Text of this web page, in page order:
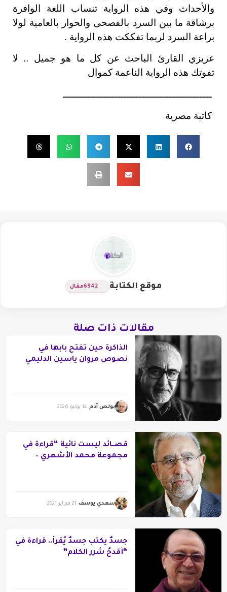
والأحداث وفي هذه الرواية تنساب اللغة الوافرة
برشاقة ما بين السرد بالفصحى والحوار بالعامية لولا
براعة السرد لربما تفككت هذه الرواية .
عزيزي القارئ الباحث عن كل ما هو جميل .. لا
تفوتك هذه الرواية الناعمة كموال
ـــــــــــــــــــــــــــــــــــــــــــــــــ
كاتبة مصرية
موقع الكتابة 6942مقال
مقالات ذات صلة
الذاكرة حين تفتح بابها في
نصوص مروان ياسين الدليمي
بولص آدم 14 يوليو 2026
قصــائد ليست نائية “قراءة في
مجموعة محمد الأشعري –
سعدي يوسف 21 فبراير 2021
جسدٌ يكتب جسدٌ يُقرأ.. قراءة في
“أقدحُ شرر الكلام”